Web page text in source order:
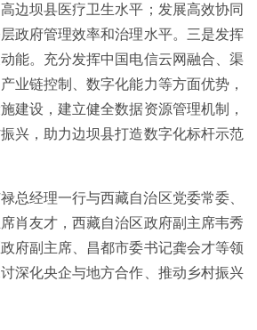
边坝县医疗卫生水平；发展高效协同
政府管理效率和治理水平。三是发挥
能。充分发挥中国电信云网融合、渠
业链控制、数字化能力等方面优势，
建设，建立健全数据资源管理机制，
兴，助力边坝县打造数字化标杆示范
总经理一行与西藏自治区党委常委、
肖友才，西藏自治区政府副主席韦秀
府副主席、昌都市委书记龚会才等领
深化央企与地方合作、推动乡村振兴